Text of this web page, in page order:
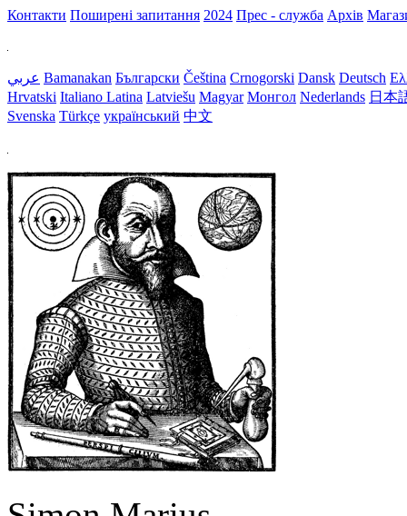
Контакти Поширені запитання 2024 Прес - служба Архів
عربي Bamanakan Български Čeština Crnogorski Dansk Deutsch
Hrvatski Italiano Latina Latviešu Magyar Монгол Nederlands 日本
Svenska Türkçe український 中文